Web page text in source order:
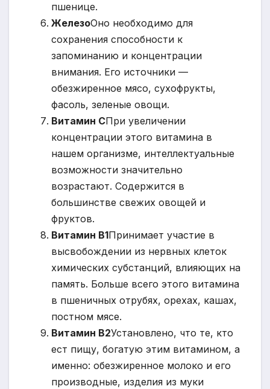
пшенице.
ЖелезоОно необходимо для
сохранения способности к
запоминанию и концентрации
внимания. Его источники —
обезжиренное мясо, сухофрукты,
фасоль, зеленые овощи.
Витамин CПри увеличении
концентрации этого витамина в
нашем организме, интеллектуальные
возможности значительно
возрастают. Содержится в
большинстве свежих овощей и
фруктов.
Витамин B1Принимает участие в
высвобождении из нервных клеток
химических субстанций, влияющих на
память. Больше всего этого витамина
в пшеничных отрубях, орехах, кашах,
постном мясе.
Витамин B2Установлено, что те, кто
ест пищу, богатую этим витамином, а
именно: обезжиренное молоко и его
производные, изделия из муки